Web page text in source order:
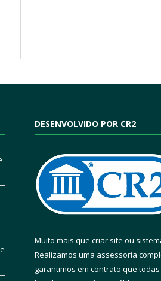
DESENVOLVIDO POR CR2
Muito mais que criar site ou
Realizamos uma assessoria
garantimos em contrato que